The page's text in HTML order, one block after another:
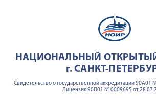
НАЦИОНАЛЬНЫЙ
г. САНКТ-
Свидетельство о государственной аккредитации 90А01
Лицензия 90Л01 № 0009695 от